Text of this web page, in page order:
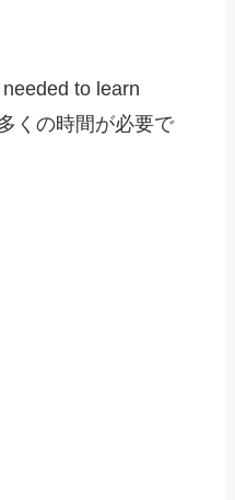
to learn
くの時間が必要で